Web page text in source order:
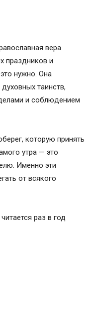
вера
праздников и
нужно. Она
таинств,
и соблюдением
которую принять
утра — это
Именно эти
от всякого
раз в год